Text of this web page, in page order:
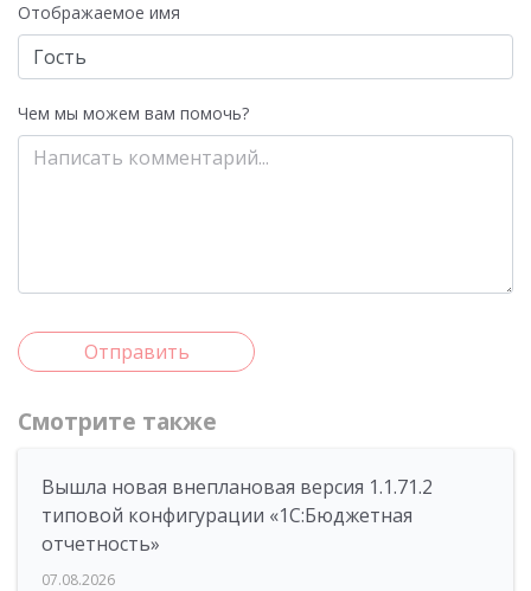
Отображаемое имя
Чем мы можем вам помочь?
Отправить
Смотрите также
Вышла новая внеплановая версия 1.1.71.2
типовой конфигурации «1C:Бюджетная
отчетность»
07.08.2026